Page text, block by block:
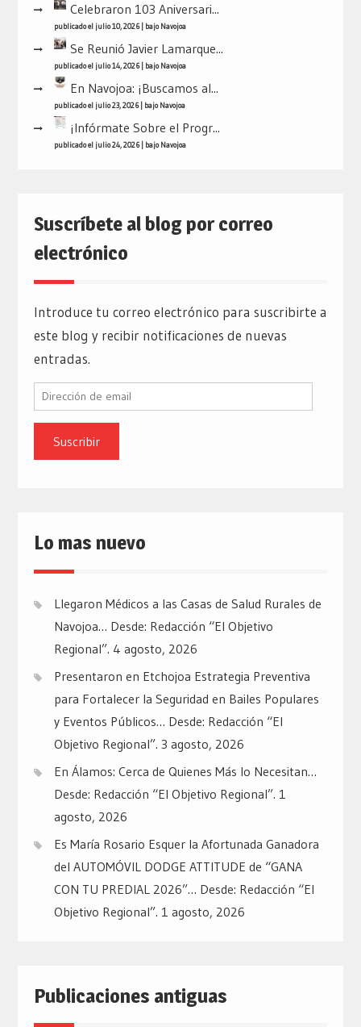
Celebraron 103 Aniversari...
publicado el julio 10, 2026| bajoNavojoa
Se Reunió Javier Lamarque...
publicado el julio 14, 2026| bajoNavojoa
En Navojoa: ¡Buscamos al...
publicado el julio 23, 2026| bajoNavojoa
¡Infórmate Sobre el Progr...
publicado el julio 24, 2026| bajoNavojoa
Suscríbete al blog por correo
electrónico
Introduce tu correo electrónico para suscribirte a
este blog y recibir notificaciones de nuevas
entradas.
Dirección
email
Lo mas nuevo
Llegaron Médicos a las Casas de Salud Rurales de
Navojoa… Desde: Redacción “El Objetivo
Regional”. 4 agosto, 2026
Presentaron en Etchojoa Estrategia Preventiva
para Fortalecer la Seguridad en Bailes Populares
y Eventos Públicos… Desde: Redacción “El
Objetivo Regional”. 3 agosto, 2026
En Álamos: Cerca de Quienes Más lo Necesitan…
Desde: Redacción “El Objetivo Regional”. 1
agosto, 2026
Es María Rosario Esquer la Afortunada Ganadora
del AUTOMÓVIL DODGE ATTITUDE de “GANA
CON TU PREDIAL 2026”… Desde: Redacción “El
Objetivo Regional”. 1 agosto, 2026
Publicaciones antiguas